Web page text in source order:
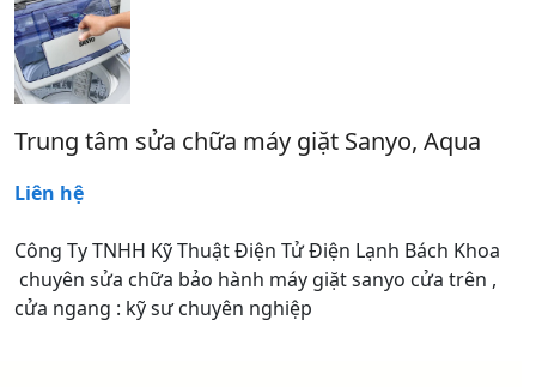
Trung tâm sửa chữa máy giặt Sanyo, Aqua
Liên hệ
Công Ty TNHH Kỹ Thuật Điện Tử Điện Lạnh Bách Khoa
chuyên sửa chữa bảo hành máy giặt sanyo cửa trên ,
cửa ngang : kỹ sư chuyên nghiệp